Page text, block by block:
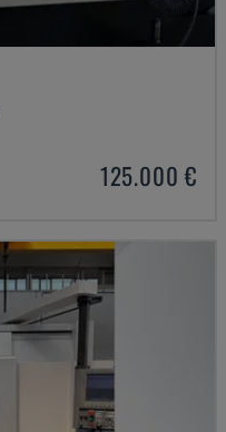
125.000 €